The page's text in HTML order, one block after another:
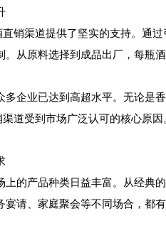
销渠道提供了坚实的支持。通
从原料选择到成品出厂，每瓶
多企业已达到高超水平。无论是
道受到市场广泛认可的核心原因
上的产品种类日益丰富。从经典
请、家庭聚会等不同场合，都有